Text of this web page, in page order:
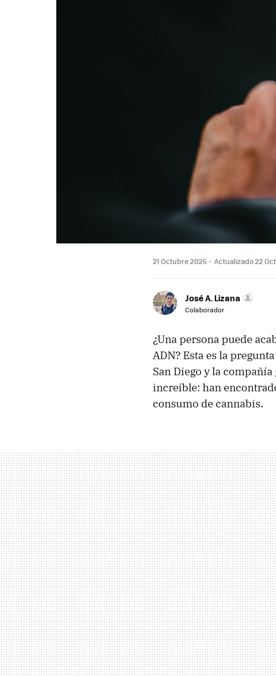
21 Octubre 2025 Actualizado 22
José A. Lizana
Colaborador
¿Una persona puede
ADN? Esta es la
San Diego y la
increíble: han
consumo de cannabis.